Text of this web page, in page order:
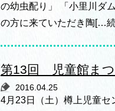
の幼虫配り」 「小里川ダ
の方に来ていただき陶[…
第13回 児童館まつ
2016.04.25
4月23日（土）樽上児童セ